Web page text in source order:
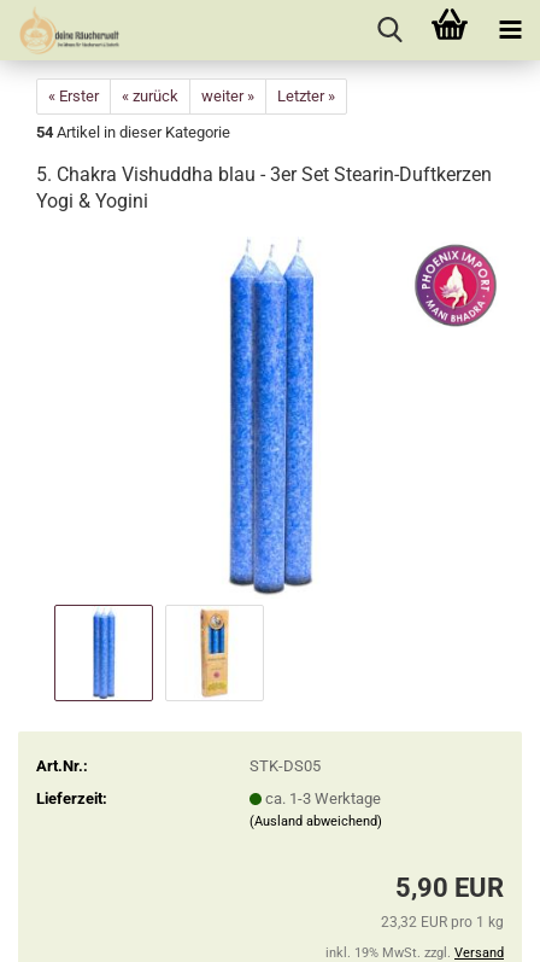
« Erster « zurück weiter »
Letzter »
54 Artikel in dieser Kategorie
5. Chakra Vishuddha blau - 3er Set Stearin-Duftkerzen
Yogi & Yogini
Art.Nr.:
STK-DS05
Lieferzeit:
ca. 1-3 Werktage
(Ausland abweichend)
5,90 EUR
23,32 EUR pro 1 kg
inkl. 19% MwSt. zzgl. Versand